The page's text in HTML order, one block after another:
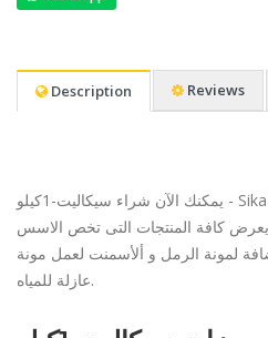
Description Reviews
كافة المنتجات التى تخص الاسس
لمونة الرمل و ألأسمنت لعمل مونة
عازلة للمياه.